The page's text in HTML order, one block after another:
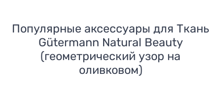
Популярные аксессуары для Ткань
Gütermann Natural Beauty
(геометрический узор на
оливковом)